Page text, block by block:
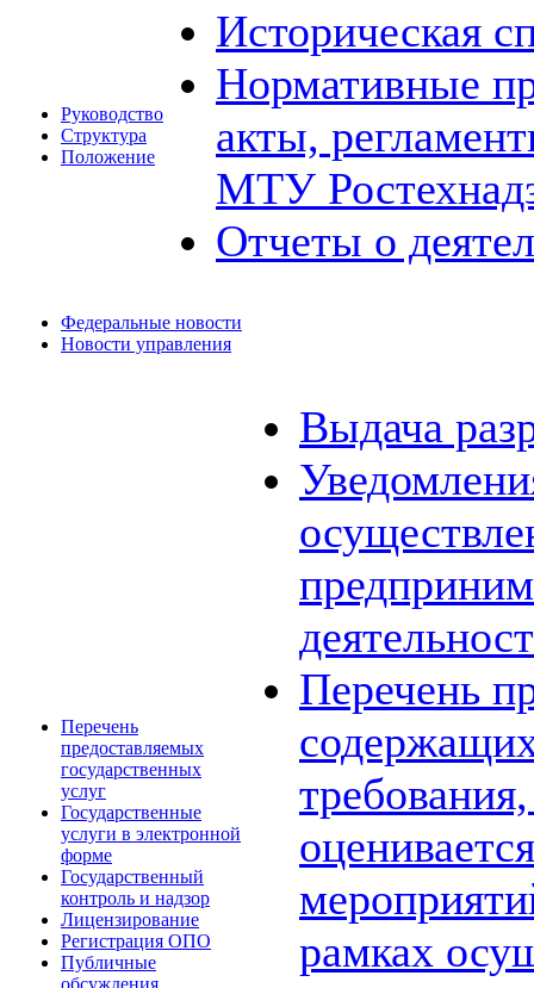
Руководство
Структура
Положение
Историческая
Нормативные
акты,
МТУ
Отчеты о
Федеральные новости
Новости управления
Перечень
предоставляемых
государственных
услуг
Государственные
услуги в электронной
форме
Государственный
контроль и надзор
Лицензирование
Регистрация ОПО
Публичные
обсуждения
Выдача
Перечень
рамках